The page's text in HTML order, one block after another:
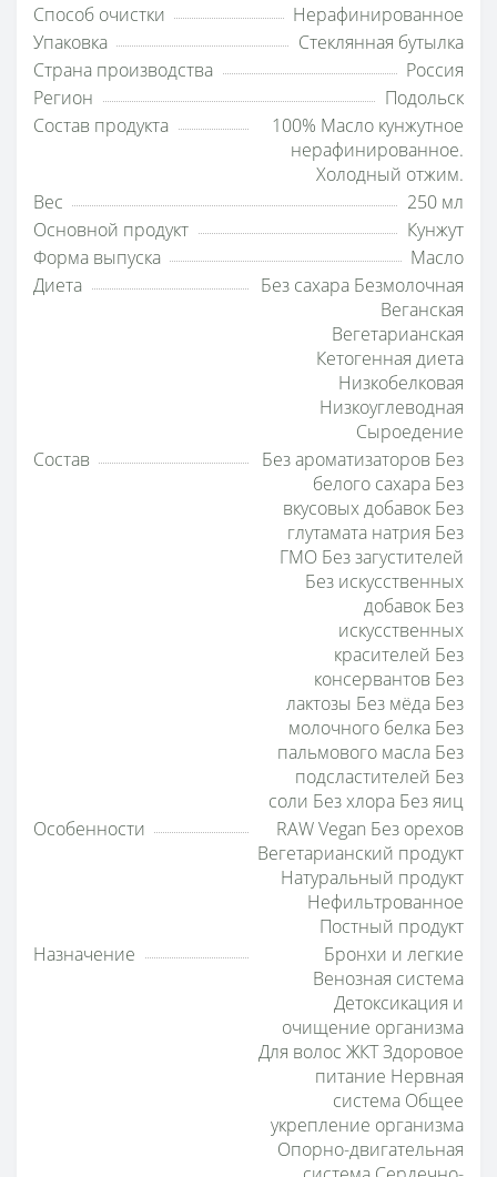
Способ очистки
Нерафинированное
Упаковка
Стеклянная бутылка
Страна производства
Россия
Регион
Подольск
Состав продукта
100% Масло кунжутное
нерафинированное.
Холодный отжим.
Вес
250 мл
Основной продукт
Кунжут
Форма выпуска
Масло
Диета
Без сахара Безмолочная
Веганская
Вегетарианская
Кетогенная диета
Низкобелковая
Низкоуглеводная
Сыроедение
Состав
Без ароматизаторов Без
белого сахара Без
вкусовых добавок Без
глутамата натрия Без
ГМО Без загустителей
Без искусственных
добавок Без
искусственных
красителей Без
консервантов Без
лактозы Без мёда Без
молочного белка Без
пальмового масла Без
подсластителей Без
соли Без хлора Без яиц
Особенности
RAW Vegan Без орехов
Вегетарианский продукт
Натуральный продукт
Нефильтрованное
Постный продукт
Назначение
Бронхи и легкие
Венозная система
Детоксикация и
очищение организма
Для волос ЖКТ Здоровое
питание Нервная
система Общее
укрепление организма
Опорно-двигательная